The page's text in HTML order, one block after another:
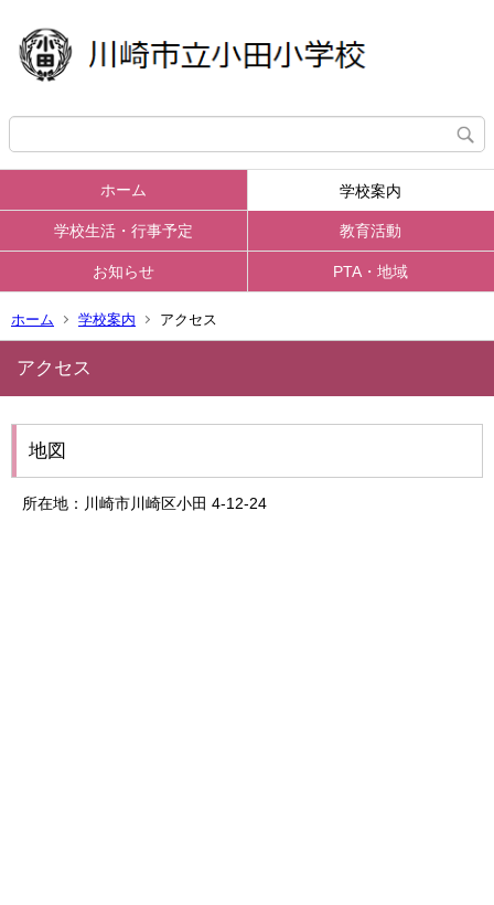
ホーム 学校案内
学校生活・行事予定 教育活動
お知らせ PTA・地域
ホーム 学校案内 アクセス
アクセス
地図
所在地：川崎市川崎区小田 4-12-24